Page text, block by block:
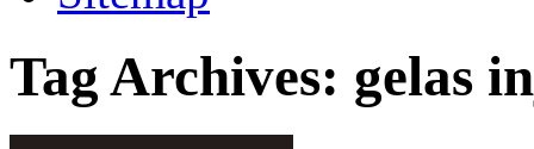
Tag Archives: gelas